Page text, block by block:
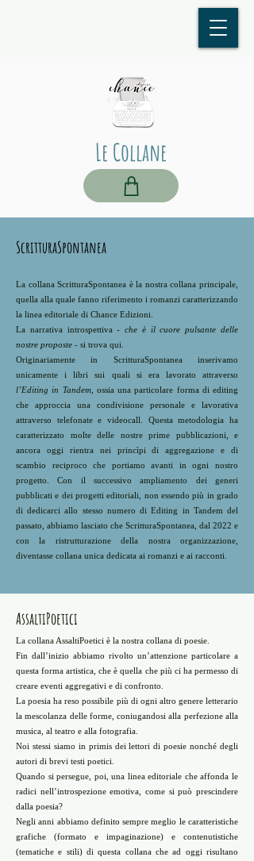
Le Collane
ScritturaSpontanea
La collana ScritturaSpontanea è la nostra collana principale,
quella alla quale fanno riferimento i romanzi caratterizzando
la linea editoriale di Chance Edizioni.
La narrativa introspettiva- che è il cuore pulsante delle
nostre proposte - si trova qui.
Originariamente in ScritturaSpontanea inserivamo
unicamente i libri sui quali si era lavorato attraverso
l’Editing in Tandem, ossia una particolare forma di editing
che approccia una condivisione personale e lavorativa
attraverso telefonate e videocall. Questa metodologia ha
caratterizzato molte delle nostre prime pubblicazioni, e
ancora oggi rientra nei princìpi di aggregazione e di
scambio reciproco che portiamo avanti in ogni nostro
progetto. Con il successivo ampliamento dei generi
pubblicati e dei progetti editoriali, non essendo più in grado
di dedicarci allo stesso numero di Editing in Tandem del
passato, abbiamo lasciato che ScritturaSpontanea, dal 2022 e
con la ristrutturazione della nostra organizzazione,
diventasse collana unica dedicata ai romanzi e ai racconti
AssaltiPoetici
La collana AssaltiPoetici è la nostra collana di poesie.
Fin dall’inizio abbiamo rivolto un’attenzione particolare a
questa forma artistica, che è quella che più ci ha permesso di
creare eventi aggregativi e di confronto.
La poesia ha reso possibile più di ogni altro genere letterario
la mescolanza delle forme, coniugandosi alla perfezione alla
musica, al teatro e alla fotografia.
Noi stessi siamo in primis dei lettori di poesie nonché degli
autori di brevi testi poetici.
Quando si persegue, poi, una linea editoriale che affonda le
radici nell’introspezione emotiva, come si può prescindere
dalla poesia?
Negli anni abbiamo definito sempre meglio le caratteristiche
grafiche (formato e impaginazione) e contenutistiche
(tematiche e stili) di questa collana che ad oggi risultano